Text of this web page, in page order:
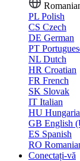
PL Polish
CS Czech
DE German
PT
NL Dutch
HR Croatian
FR French
SK Slovak
IT Italian
HU
GB English
ES Spanish
RO
Conectați-vă